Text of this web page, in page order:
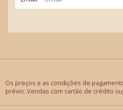
Os preços e as condições de
prévio. Vendas com cartão de crédito